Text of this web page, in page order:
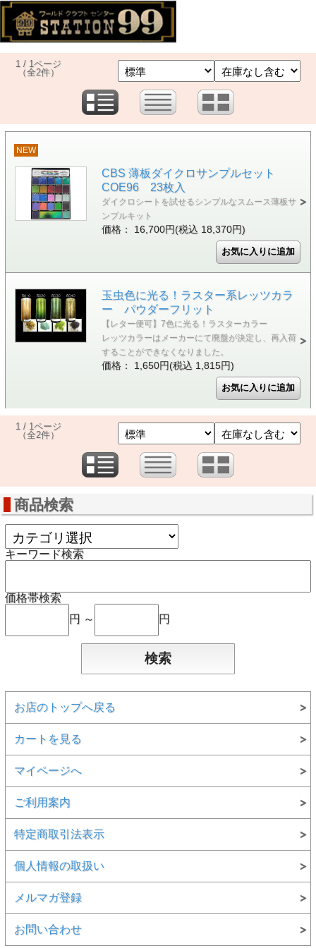
1 / 1ページ
（全2件）
NEW
CBS 薄板ダイクロサンプルセット
COE96 23枚入
ダイクロシートを試せるシンプルなスムース薄板サ
ンプルキット
価格： 16,700円(税込 18,370円)
玉虫色に光る！ラスター系レッツカラ
ー パウダーフリット
【レター便可】7色に光る！ラスターカラー
レッツカラーはメーカーにて廃盤が決定し、再入荷
することができなくなりました。
価格： 1,650円(税込 1,815円)
1 / 1ページ
（全2件）
商品検索
キーワード検索
価格帯検索
円 ～
円
お店のトップへ戻る
カートを見る
マイページへ
ご利用案内
特定商取引法表示
個人情報の取扱い
メルマガ登録
お問い合わせ